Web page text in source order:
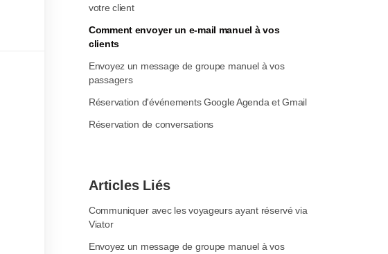
votre client
Comment envoyer un e-mail manuel à vos
clients
Envoyez un message de groupe manuel à vos
passagers
Réservation d'événements Google Agenda et Gmail
Réservation de conversations
Articles Liés
Communiquer avec les voyageurs ayant réservé via
Viator
Envoyez un message de groupe manuel à vos